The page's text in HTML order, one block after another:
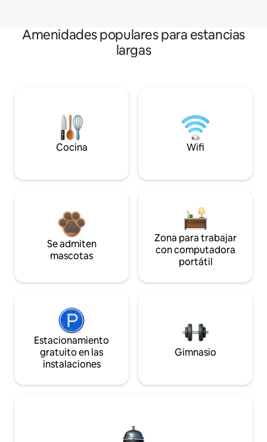
Amenidades populares para estancias
largas
Cocina Wifi
Se admiten
mascotas
Zona para trabajar
con computadora
portátil
Estacionamiento
gratuito en las
instalaciones
Gimnasio